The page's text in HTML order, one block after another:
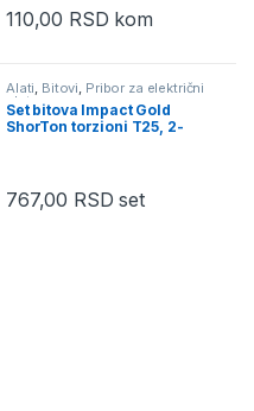
110,00 RSD kom
Alati, Bitovi, Pribor za električni
alat
Set bitova Impact Gold
ShorTon torzioni T25, 2-
767,00 RSD set